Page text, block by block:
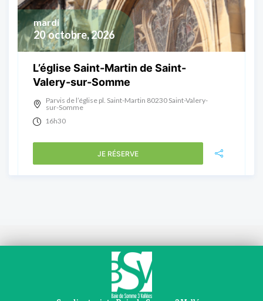
20 octobre, 2026
mardi
L’église Saint-Martin de Saint-
Valery-sur-Somme
Parvis de l’église pl. Saint-Martin 80230 Saint-Valery-
sur-Somme
16h30
JE RÉSERVE